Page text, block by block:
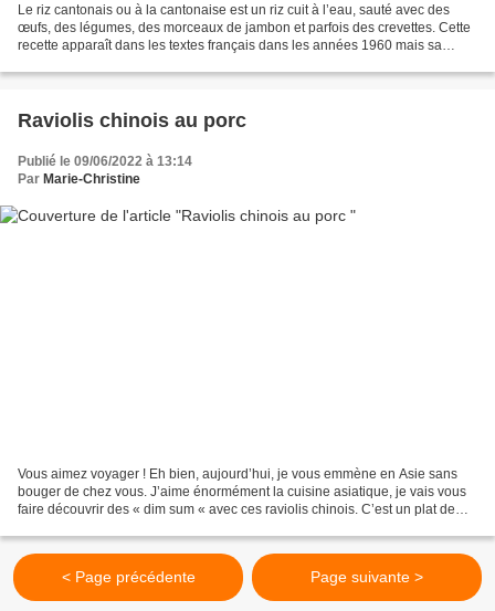
Le riz cantonais ou à la cantonaise est un riz cuit à l’eau, sauté avec des
œufs, des légumes, des morceaux de jambon et parfois des crevettes. Cette
recette apparaît dans les textes français dans les années 1960 mais sa
Raviolis chinois au porc
Publié le 09/06/2022 à 13:14
Par Marie-Christine
Vous aimez voyager ! Eh bien, aujourd’hui, je vous emmène en Asie sans
bouger de chez vous. J’aime énormément la cuisine asiatique, je vais vous
faire découvrir des « dim sum « avec ces raviolis chinois. C’est un plat de
< Page précédente Page suivante >